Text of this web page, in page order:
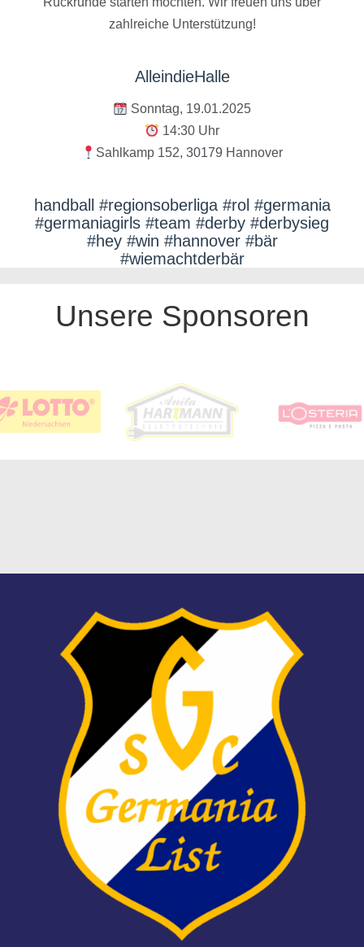
zahlreiche Unterstützung!
AlleindieHalle
Sonntag, 19.01.2025
14:30 Uhr
Sahlkamp 152, 30179 Hannover
handball #regionsoberliga #rol #germania
#germaniagirls #team #derby #derbysieg
#hey #win #hannover #bär
#wiemachtderbär
Unsere Sponsoren